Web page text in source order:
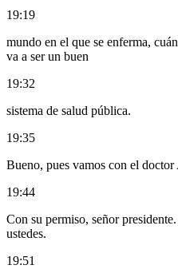
19:19
mundo en el que se enferma,
va a ser un buen
19:32
sistema de salud pública.
19:35
Bueno, pues vamos con el doctor
19:44
Con su permiso, señor
ustedes.
19:51